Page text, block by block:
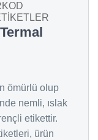
ömürlü olup
nemli, ıslak
etikettir.
ürün